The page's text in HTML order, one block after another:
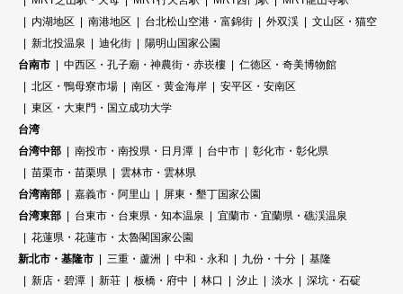
内湖地区
南港地区 台北松山空港・富錦街 外双渓
文山区・猫空
新北投温泉
迪化街
陽明山国家公園
台南市
中西区・孔子廟・神農街・赤崁樓
仁徳区・奇美博物館
北区・鴨母寮市場
南区・黄金海岸
安平区・安南区
東区・大東門・国立成功大学
台湾
台湾中部
南投市・南投県・日月潭 台中市
彰化市・彰化県
苗栗市・苗栗県
雲林市・雲林県
台湾南部
嘉義市・阿里山
屏東・墾丁国家公園
台湾東部
台東市・台東県・知本温泉
宜蘭市・宜蘭県・礁渓温泉
花蓮県・花蓮市・太魯閣国家公園
新北市・基隆市
三重・蘆洲 中和・永和 九份・十分
基隆
新店・碧潭
新荘 板橋・府中 林口 汐止 淡水
深坑・石碇